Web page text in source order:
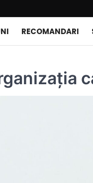
RECOMANDARI